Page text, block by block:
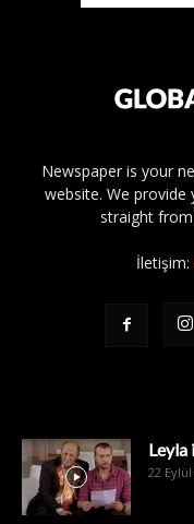
Newspaper is your
website. We
straight
İletişim:
Leyla
22